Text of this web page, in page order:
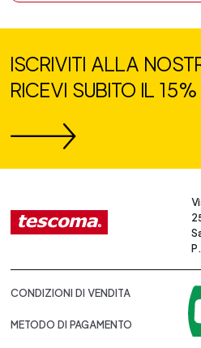
ISCRIVITI ALLA
RICEVI SUBITO IL
CONDIZIONI DI VENDITA
METODO DI PAGAMENTO